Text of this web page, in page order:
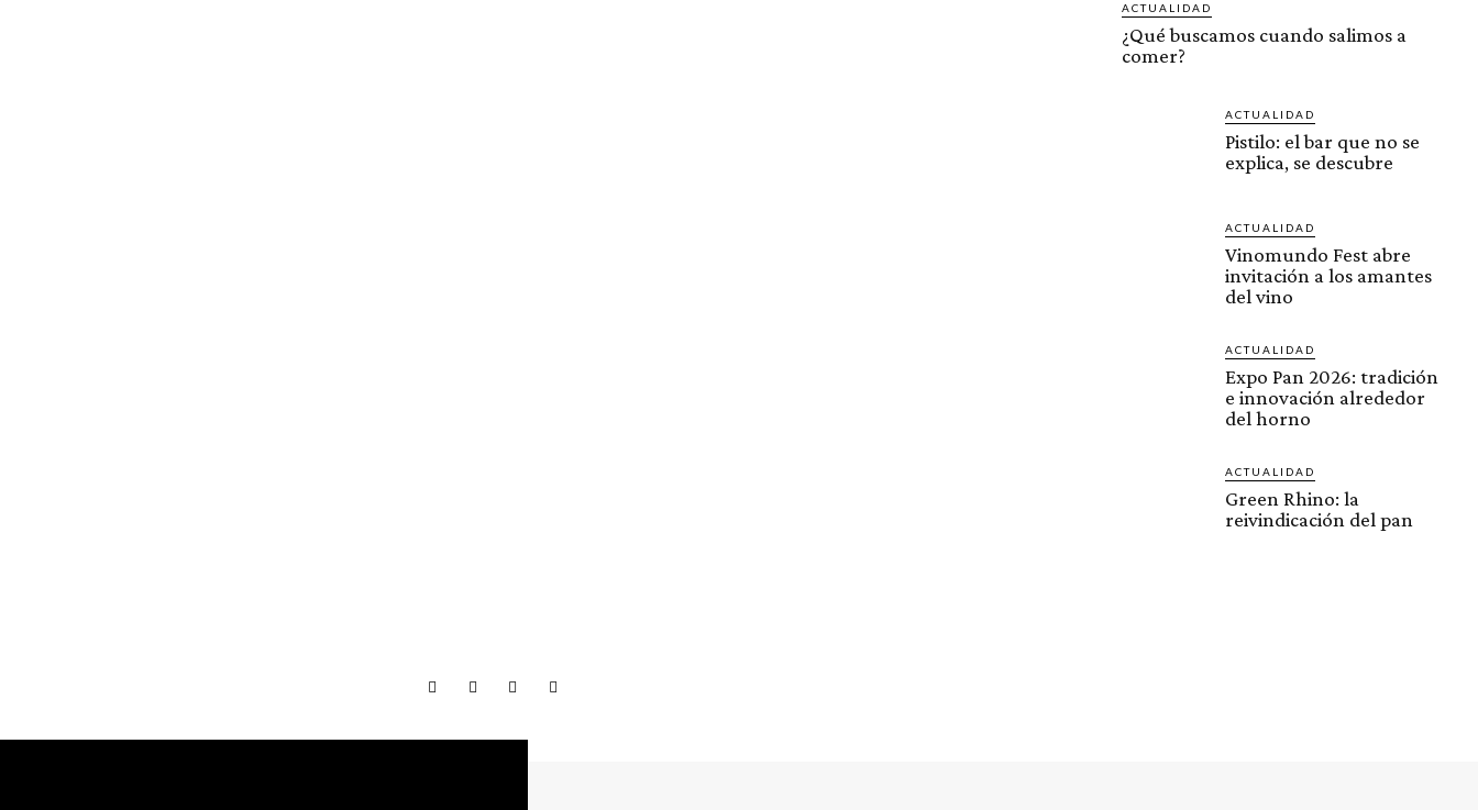
ACTUALIDAD
¿Qué buscamos cuando salimos a
comer?
ACTUALIDAD
Pistilo: el bar que no se
explica, se descubre
ACTUALIDAD
Vinomundo Fest abre
invitación a los amantes
del vino
ACTUALIDAD
Expo Pan 2026: tradición
e innovación alrededor
del horno
ACTUALIDAD
Green Rhino: la
reivindicación del pan